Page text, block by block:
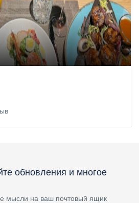
обновления и многое
мысли на ваш почтовый ящик